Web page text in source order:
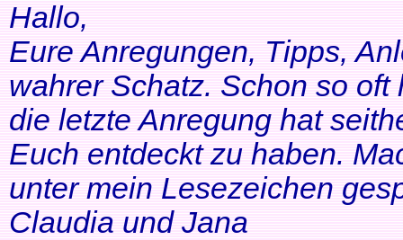
Hallo,
Eure Anregungen, Tipps,
wahrer Schatz. Schon so
die letzte Anregung hat
Euch entdeckt zu haben.
unter mein Lesezeichen
Claudia und Jana